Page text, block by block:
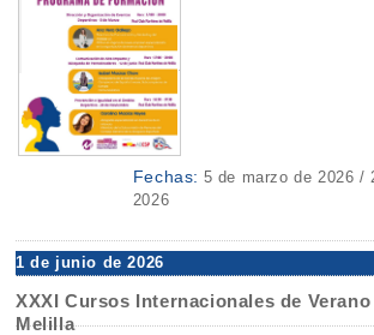
Fechas: 5 de marzo de 2026 /
2026
1 de junio de 2026
XXXI Cursos Internacionales de
Melilla